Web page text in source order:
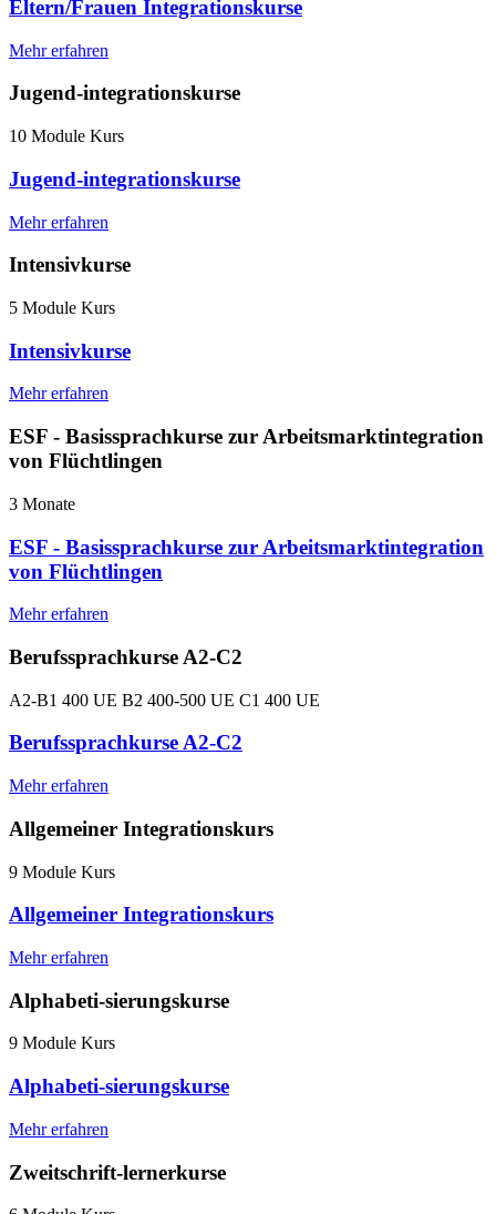
Eltern/Frauen Integrationskurse
Mehr erfahren
Jugend-integrationskurse
10 Module Kurs
Jugend-integrationskurse
Mehr erfahren
Intensivkurse
5 Module Kurs
Intensivkurse
Mehr erfahren
ESF - Basissprachkurse zur Arbeitsmarktintegration
von Flüchtlingen
3 Monate
ESF - Basissprachkurse zur Arbeitsmarktintegration
von Flüchtlingen
Mehr erfahren
Berufssprachkurse A2-C2
A2-B1 400 UE B2 400-500 UE C1 400 UE
Berufssprachkurse A2-C2
Mehr erfahren
Allgemeiner Integrationskurs
9 Module Kurs
Allgemeiner Integrationskurs
Mehr erfahren
Alphabeti-sierungskurse
9 Module Kurs
Alphabeti-sierungskurse
Mehr erfahren
Zweitschrift-lernerkurse